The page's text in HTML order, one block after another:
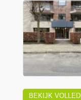
BEKIJK